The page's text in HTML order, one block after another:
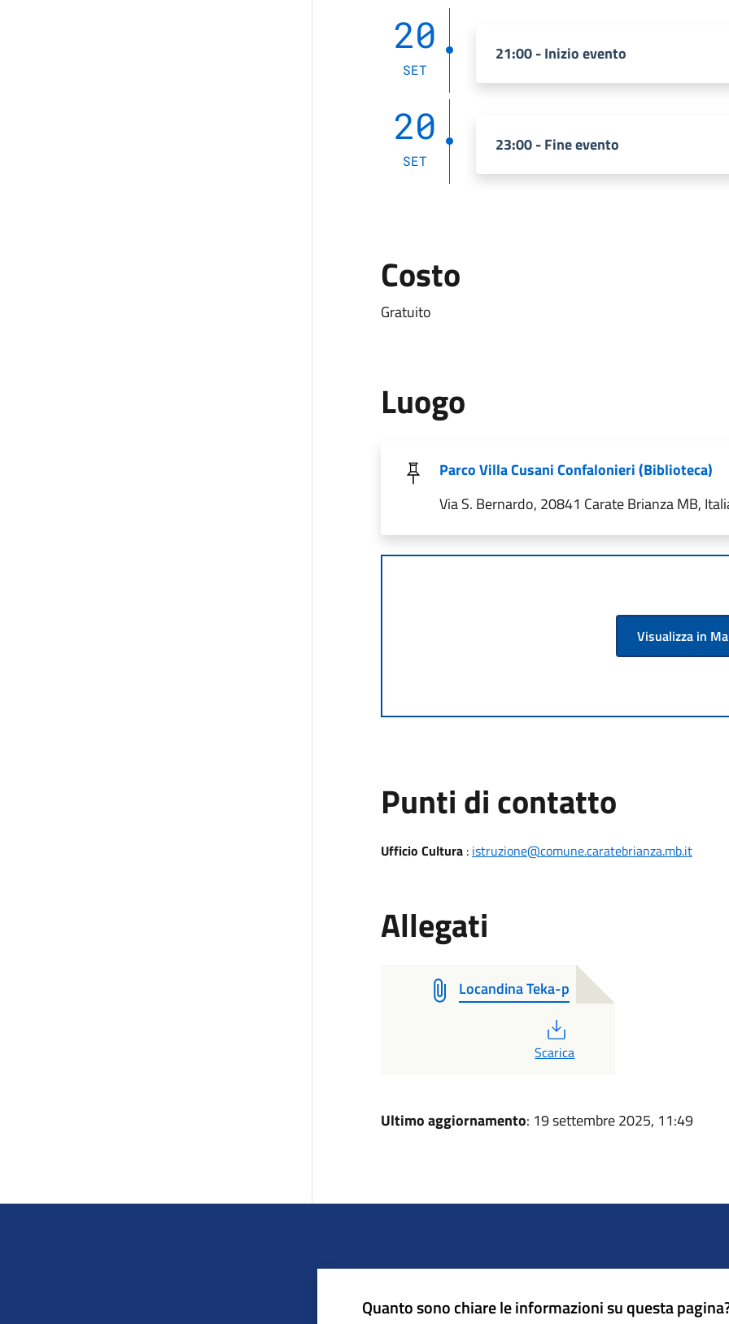
20
SET
21:00 - Inizio evento
20
SET
23:00 - Fine evento
Costo
Gratuito
Luogo
Parco Villa Cusani Confalonieri (Biblioteca)
Via S. Bernardo, 20841 Carate Brianza MB,
Visualizza in
Punti di contatto
Ufficio Cultura: istruzione@comune.caratebrianza.mb.it
Allegati
Locandina Teka-p
Scarica
Ultimo aggiornamento: 19 settembre 2025, 11:49
Quanto sono chiare le informazioni su questa